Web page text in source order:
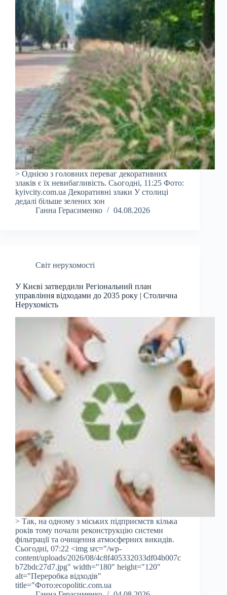
> Однією з головних переваг декоративних
злаків є їх невибагливість. Сьогодні, 11:25 Фото:
kyivcity.com.ua Декоративні злаки У столиці
дедалі більше зелених зон
Ганна Герасименко
04.08.2026
Світ нерухомості
У Києві затвердили Регіональний план
управління відходами до 2035 року | Столична
Нерухомість
> Так, на одному з міських підприємств кілька
років тому почали реконструкцію системи
фільтрації та очищення атмосферних викидів.
Сьогодні, 07:22 <img src="/wp-
content/uploads/2026/08/4c8f405332033df04b007c
b72bdc27d7.jpg" width="180" height="120"
alt="Переробка відходів"
title="Фото:ecopolitic.com.ua